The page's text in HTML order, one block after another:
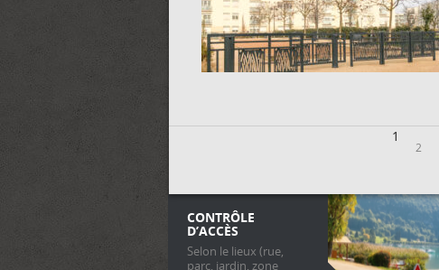
1
2
CONTRÔLE
D’ACCÈS
Selon le lieux (rue,
parc, jardin, zone